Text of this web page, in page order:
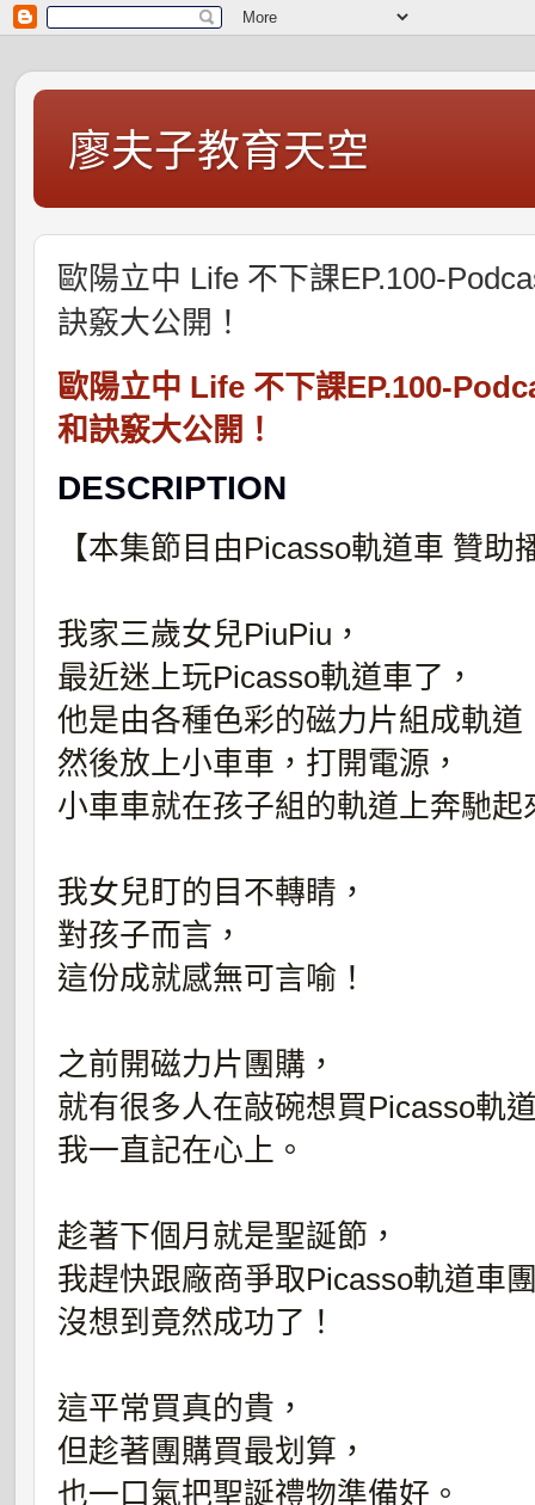
廖夫子教育天空
歐陽立中 Life 不下課EP.100-
訣竅大公開！
歐陽立中 Life 不下課EP.100-
和訣竅大公開！
DESCRIPTION
【本集節目由Picasso軌道車 贊助
我家三歲女兒PiuPiu，
最近迷上玩Picasso軌道車了，
他是由各種色彩的磁力片組成軌道
然後放上小車車，打開電源，
小車車就在孩子組的軌道上奔馳起
我女兒盯的目不轉睛，
對孩子而言，
這份成就感無可言喻！
之前開磁力片團購，
就有很多人在敲碗想買Picasso軌
我一直記在心上。
趁著下個月就是聖誕節，
我趕快跟廠商爭取Picasso軌道車
沒想到竟然成功了！
這平常買真的貴，
但趁著團購買最划算，
也一口氣把聖誕禮物準備好。